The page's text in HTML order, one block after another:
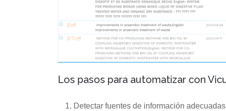
Los pasos para automatizar con
Detectar fuentes de información